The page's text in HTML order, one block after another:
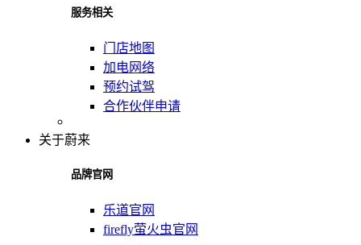
服务相关
门店地图
加电网络
预约试驾
合作伙伴申请
关于蔚来
品牌官网
乐道官网
firefly萤火虫官网